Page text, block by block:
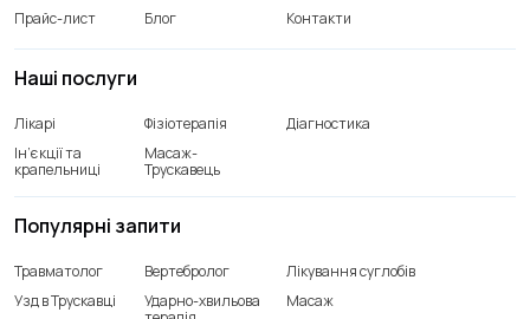
Прайс-лист
Блог Контакти
Наші послуги
Лікарі Фізіотерапія
Діагностика
Ін’єкції та
крапельниці
Масаж-
Трускавець
Популярні запити
Травматолог Вертебролог
Лікування суглобів
Узд в Трускавці
Ударно-хвильова
Масаж